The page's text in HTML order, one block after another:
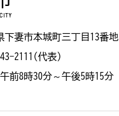
下妻市本城町三丁目13番地
2111(代表)
前8時30分～午後5時15分